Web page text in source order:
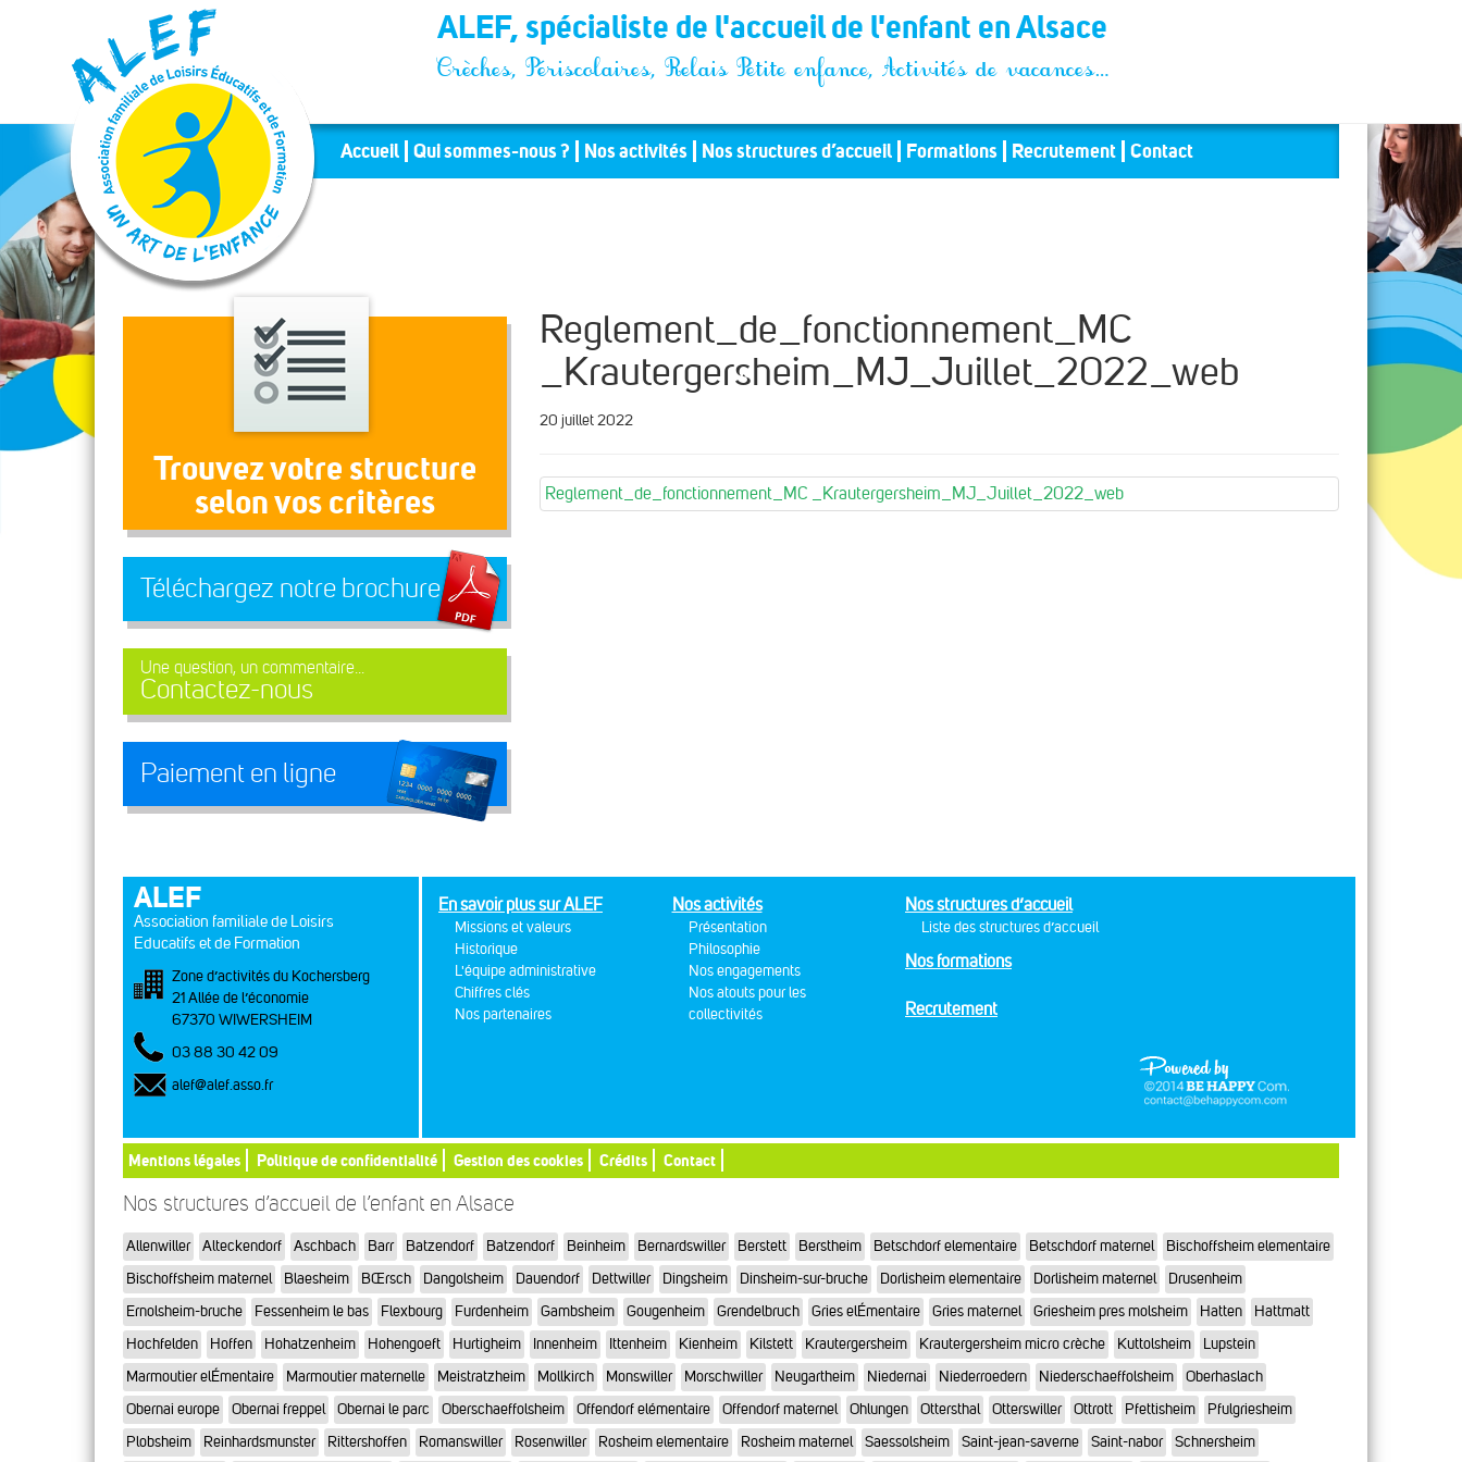
Panneau de gestion des cookies ALEF, spécialiste de l'accueil de l'enfant en Alsace
Crèches, Périscolaires, Relais Petite enfance, Activités de vacances…
Accueil Qui sommes-nous ? Nos activités Nos structures d’accueil Formations Recrutement Contact
Trouvez votre structure
selon vos critères
Téléchargez notre brochure
Une question, un commentaire...
Contactez-nous
Paiement en ligne
Reglement_de_fonctionnement_MC
_Krautergersheim_MJ_Juillet_2022_web
20 juillet 2022
Reglement_de_fonctionnement_MC _Krautergersheim_MJ_Juillet_2022_web
ALEF
Association familiale de Loisirs
Educatifs et de Formation
Zone d’activités du Kochersberg
21 Allée de l’économie
67370 WIWERSHEIM
03 88 30 42 09
alef@alef.asso.fr
En savoir plus sur ALEF
Missions et valeurs
Historique
L'équipe administrative
Chiffres clés
Nos partenaires
Nos activités
Présentation
Philosophie
Nos engagements
Nos atouts pour les
collectivités
Nos structures d’accueil
Liste des structures d’accueil
Nos formations
Recrutement
Mentions légales Politique de confidentialité Gestion des cookies Crédits Contact
Nos structures d’accueil de l’enfant en Alsace
Allenwiller Alteckendorf Aschbach Barr Batzendorf Batzendorf Beinheim Bernardswiller Berstett Berstheim Betschdorf elementaire Betschdorf maternel
Bischoffsheim elementaire
Bischoffsheim maternel
Blaesheim BŒrsch Dangolsheim Dauendorf Dettwiller Dingsheim Dinsheim-sur-bruche Dorlisheim elementaire Dorlisheim maternel
Drusenheim
Ernolsheim-bruche
Fessenheim le bas Flexbourg Furdenheim Gambsheim Gougenheim Grendelbruch Gries elÉmentaire Gries maternel Griesheim pres molsheim Hatten
Hattmatt
Hochfelden
Hoffen Hohatzenheim Hohengoeft Hurtigheim Innenheim Ittenheim Kienheim Kilstett Krautergersheim Krautergersheim micro crèche Kuttolsheim
Lupstein
Marmoutier elÉmentaire
Marmoutier maternelle Meistratzheim Mollkirch Monswiller Morschwiller Neugartheim Niedernai Niederroedern Niederschaeffolsheim
Oberhaslach
Obernai europe
Obernai freppel Obernai le parc Oberschaeffolsheim Offendorf elémentaire Offendorf maternel Ohlungen Ottersthal Otterswiller Ottrott Pfettisheim
Pfulgriesheim
Plobsheim
Reinhardsmunster Rittershoffen Romanswiller Rosenwiller Rosheim elementaire Rosheim maternel Saessolsheim Saint-jean-saverne Saint-nabor Schnersheim